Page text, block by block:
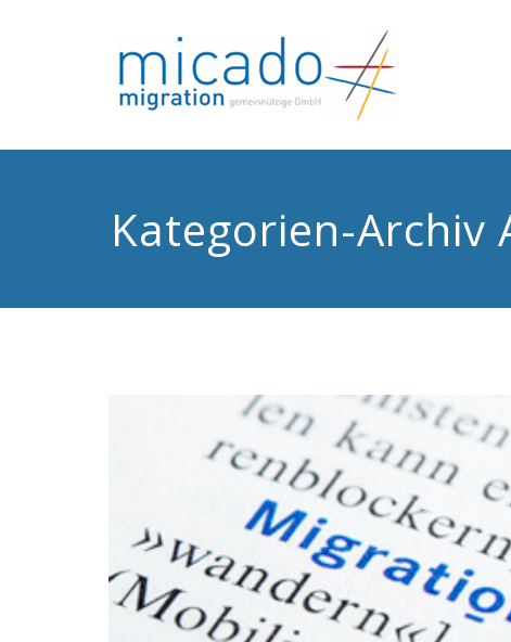
Kategorien-Archiv